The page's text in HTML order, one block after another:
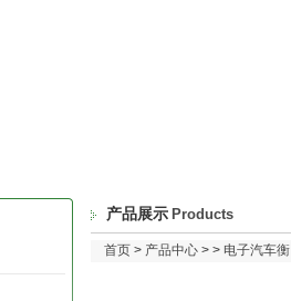
产品展示 Products
首页 > 产品中心 > > 电子汽车衡